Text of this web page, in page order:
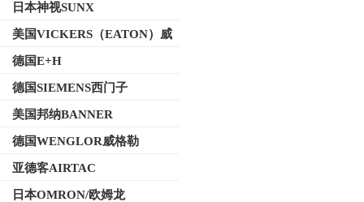
日本神视SUNX
美国VICKERS（EATON）威
格士
德国E+H
德国SIEMENS西门子
美国邦纳BANNER
德国WENGLOR威格勒
亚德客AIRTAC
日本OMRON/欧姆龙